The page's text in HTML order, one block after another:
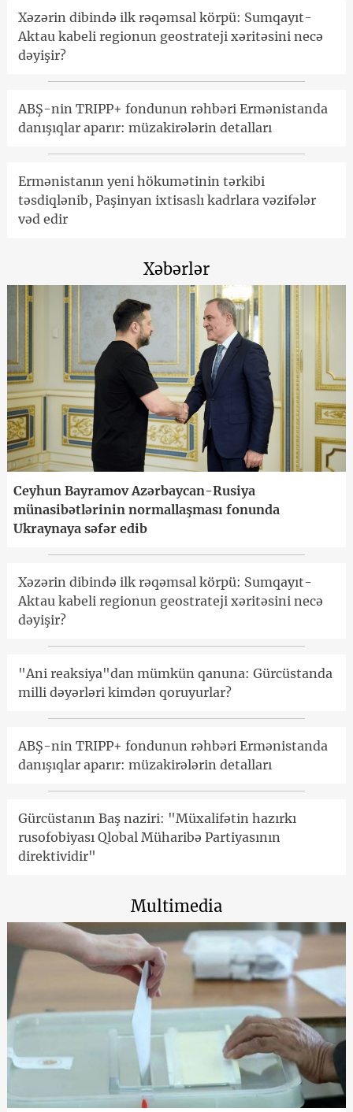
Xəzərin dibində ilk rəqəmsal körpü: Sumqayıt-
Aktau kabeli regionun geostrateji xəritəsini necə
dəyişir?
ABŞ-nin TRIPP+ fondunun rəhbəri Ermənistanda
danışıqlar aparır: müzakirələrin detalları
Ermənistanın yeni hökumətinin tərkibi
təsdiqlənib, Paşinyan ixtisaslı kadrlara vəzifələr
vəd edir
Xəbərlər
Ceyhun Bayramov Azərbaycan-Rusiya
münasibətlərinin normallaşması fonunda
Ukraynaya səfər edib
Xəzərin dibində ilk rəqəmsal körpü: Sumqayıt-
Aktau kabeli regionun geostrateji xəritəsini necə
dəyişir?
"Ani reaksiya"dan mümkün qanuna: Gürcüstanda
milli dəyərləri kimdən qoruyurlar?
ABŞ-nin TRIPP+ fondunun rəhbəri Ermənistanda
danışıqlar aparır: müzakirələrin detalları
Gürcüstanın Baş naziri: "Müxalifətin hazırkı
rusofobiyası Qlobal Müharibə Partiyasının
direktividir"
Multimedia